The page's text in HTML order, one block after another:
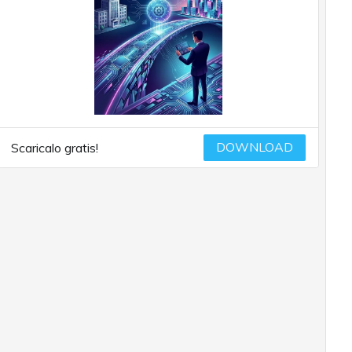
Scaricalo gratis! DOWNLOAD